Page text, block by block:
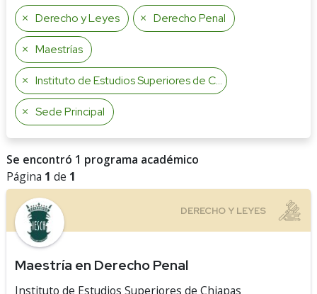
Derecho y Leyes Derecho Penal
Maestrías
Instituto de Estudios Superiores de Chiapas
Sede Principal
Se encontró 1 programa académico
Página 1 de 1
Maestría en Derecho Penal
Instituto de Estudios Superiores de Chiapas